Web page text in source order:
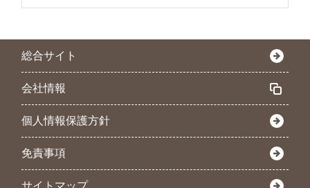
総合サイト
会社情報
個人情報保護方針
免責事項